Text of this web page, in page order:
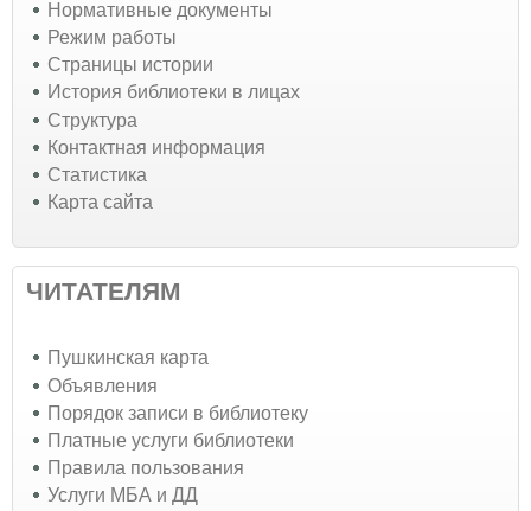
Нормативные документы
Режим работы
Страницы истории
История библиотеки в лицах
Структура
Контактная информация
Статистика
Карта сайта
ЧИТАТЕЛЯМ
Пушкинская карта
Объявления
Порядок записи в библиотеку
Платные услуги библиотеки
Правила пользования
Услуги МБА и ДД